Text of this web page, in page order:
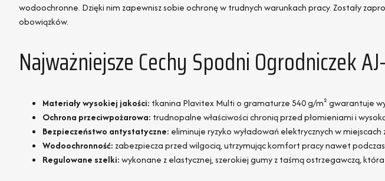
wodoochronne. Dzięki nim zapewnisz sobie ochronę w trudnych warunkach pracy. Zostały
obowiązków.
Najważniejsze Cechy Spodni Ogrodniczek
Materiały wysokiej jakości: tkanina Plavitex Multi o gramaturze 540 g/m² gwarantuje
Ochrona przeciwpożarowa: trudnopalne właściwości chronią przed płomieniami i
Bezpieczeństwo antystatyczne: eliminuje ryzyko wyładowań elektrycznych w
Wodoochronność: zabezpiecza przed wilgocią, utrzymując komfort pracy nawet
Regulowane szelki:wykonane z elastycznej, szerokiej gumy z taśmą ostrzegawczą,